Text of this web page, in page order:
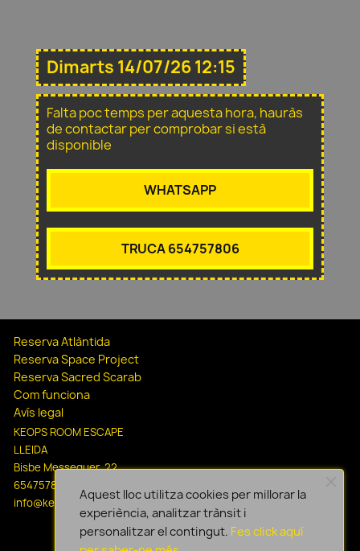
Dimarts 14/07/26 12:15
Falta poc temps per aquesta hora, hauràs
de contactar per comprobar si està
disponible
WHATSAPP
TRUCA 654757806
Reserva Atlàntida
Reserva Space Project
Reserva Sacred Scarab
Com funciona
Avís legal
KEOPS ROOM ESCAPE
LLEIDA
Bisbe Messeguer, 22
654757806
info@keopsescapelleida.com
Aquest lloc utilitza cookies per millorar la
experiència, analitzar trànsit i
personalitzar el contingut. Fes click aquí